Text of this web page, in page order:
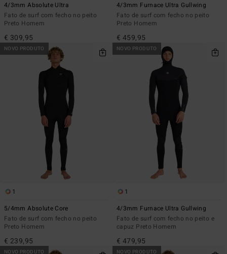
4/3mm Absolute Ultra
Fato de surf com fecho no peito
Preto Homem
€ 309,95
4/3mm Furnace Ultra Gullwing
Fato de surf com fecho no peito
Preto Homem
€ 459,95
NOVO PRODUTO
1
5/4mm Absolute Core
Fato de surf com fecho no peito
Preto Homem
€ 239,95
NOVO PRODUTO
1
4/3mm Furnace Ultra Gullwing
Fato de surf com fecho no peito e
capuz Preto Homem
€ 479,95
NOVO PRODUTO NOVO PRODUTO